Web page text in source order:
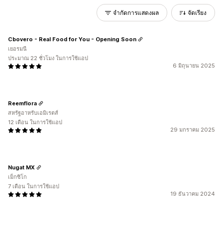
จำกัดการแสดงผล จัดเรียง
6 มิถุนายน 2025
Cbovero - Real Food for You - Opening Soon
เยอรมนี
ประมาณ 22 ชั่วโมง ในการใช้แอป
29 มกราคม 2025
Reemflora
สหรัฐอาหรับเอมิเรตส์
12 เดือน ในการใช้แอป
19 ธันวาคม 2024
Nugat MX
เม็กซิโก
7 เดือน ในการใช้แอป